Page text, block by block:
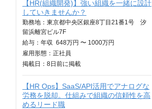
【HR(組織開発)】強い組織を一緒に設計
していきませんか？
勤務地：東京都中央区銀座8丁目21番1号 汐
留浜離宮ビル7F
給与： 年収 648万円 〜 1000万円
雇用形態：正社員
掲載日： 8日 前に掲載
【HR Ops】SaaS/API活用でアナログな
労務を脱却。仕組みで組織の信頼性を高
めるリード職